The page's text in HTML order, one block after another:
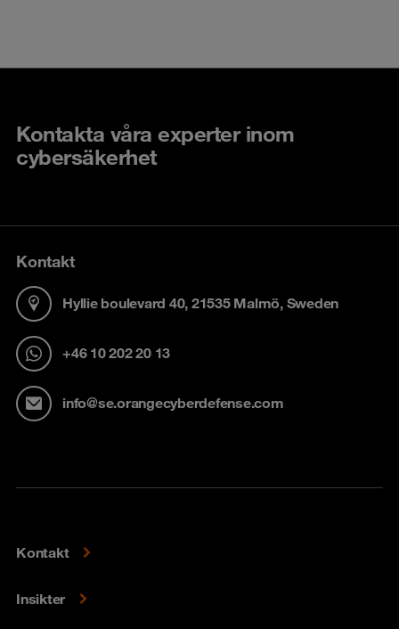
Kontakta våra experter inom
cybersäkerhet
Kontakt
Hyllie boulevard 40, 21535 Malmö, Sweden
+46 10 202 20 13
info@se.orangecyberdefense.com
Kontakt
Insikter